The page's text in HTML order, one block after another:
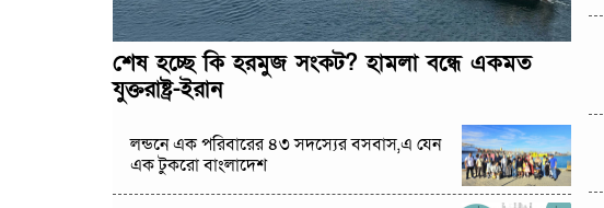
শেষ হচ্ছে কি হরমুজ সংকট? হামলা বন্ধে একমত
যুক্তরাষ্ট্র-ইরান
লন্ডনে এক পরিবারের ৪৩ সদস্যের বসবাস,এ যেন
এক টুকরো বাংলাদেশ